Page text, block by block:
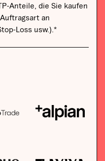
Anteile, die Sie kaufen
an
Loss usw.).*